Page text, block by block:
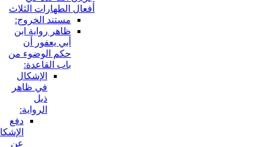
أفعال الطهارات الثلاث
مستند الخروج:
ظاهر رواية ابن
أبي يعفور أن
حكم الوضوء من
باب القاعدة:
الإشكال
في ظاهر
ذيل
الرواية:
دفع
الإشكال
عن